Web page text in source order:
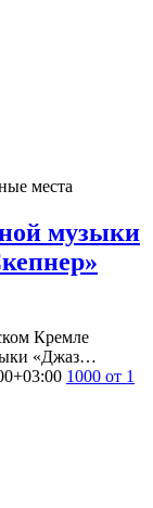
места
музыки
Кремле
«Джаз…
1000 от 1